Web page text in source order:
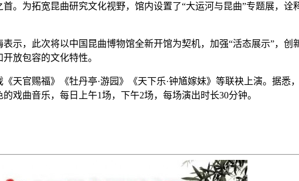
。为拓宽昆曲研究文化视野，馆内设置了“大运河与昆曲”专题展，
示，此次将以中国昆曲博物馆全新开馆为契机，加强“活态展示”，
放包容的文化特性。
天官赐福》《牡丹亭·游园》《天下乐·钟馗嫁妹》等联袂上演。据悉
戏曲音乐，每日上午1场，下午2场，每场演出时长30分钟。